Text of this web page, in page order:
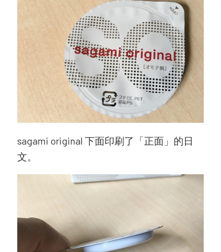
sagami original 下面印刷了「正面」的日
文。